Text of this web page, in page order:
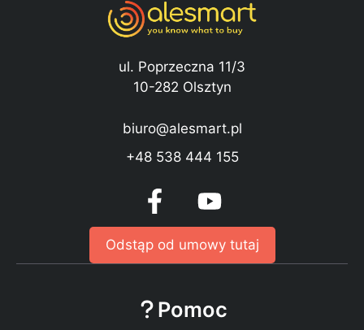
ul. Poprzeczna 11/3
10-282 Olsztyn
biuro@alesmart.pl
+48 538 444 155
Odstąp od umowy tutaj
Pomoc